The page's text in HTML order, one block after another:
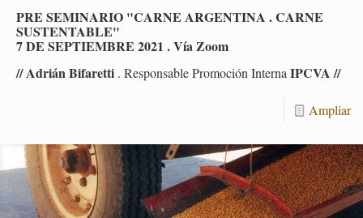
PRE SE­MI­NA­RIO "CARNE AR­GEN­TI­NA . CARNE
SUS­TEN­TA­BLE"
7 DE SEP­TIEM­BRE 2021 . Vía Zoom
// Adrián Bi­fa­ret­ti . Res­pon­sa­ble Pro­mo­ción In­ter­na IPCVA //
Am­pliar